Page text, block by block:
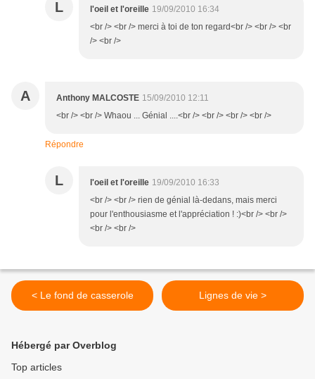
L l'oeil et l'oreille 19/09/2010 16:34
<br /> <br /> merci à toi de ton regard<br /> <br /> <br
/> <br />
A Anthony MALCOSTE 15/09/2010 12:11
<br /> <br /> Whaou ... Génial ....<br /> <br /> <br /> <br />
Répondre
L l'oeil et l'oreille 19/09/2010 16:33
<br /> <br /> rien de génial là-dedans, mais merci
pour l'enthousiasme et l'appréciation ! :)<br /> <br />
<br /> <br />
< Le fond de casserole Lignes de vie >
Hébergé par Overblog
Top articles